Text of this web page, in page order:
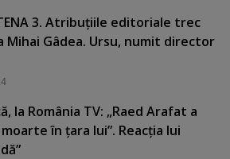
3. Atribuţiile editoriale trec
Mihai Gâdea. Ursu, numit director
la România TV: „Raed Arafat a
în ţara lui”. Reacţia lui